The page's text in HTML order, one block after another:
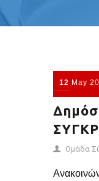
12 May
Ομάδα